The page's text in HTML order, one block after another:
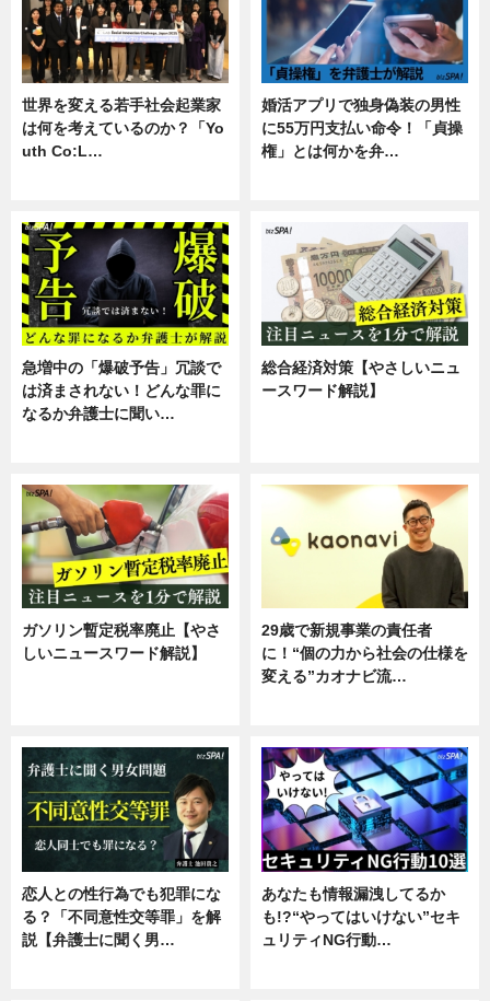
世界を変える若手社会起業家
は何を考えているのか？「Yo
uth Co:L…
婚活アプリで独身偽装の男性
に55万円支払い命令！「貞操
権」とは何かを弁…
急増中の「爆破予告」冗談で
は済まされない！どんな罪に
なるか弁護士に聞い…
総合経済対策【やさしいニュ
ースワード解説】
ガソリン暫定税率廃止【やさ
しいニュースワード解説】
29歳で新規事業の責任者
に！“個の力から社会の仕様を
変える”カオナビ流…
恋人との性行為でも犯罪にな
る？「不同意性交等罪」を解
説【弁護士に聞く男…
あなたも情報漏洩してるか
も!?“やってはいけない”セキ
ュリティNG行動…